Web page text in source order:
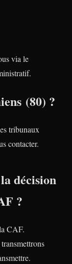
via le
(80) ?
tribunaux
contacter.
décision
?
CAF.